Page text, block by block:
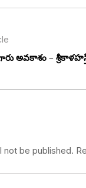
అవకాశం –
not be published.